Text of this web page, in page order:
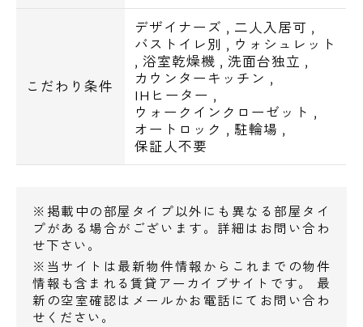
■シューズボックス
■BS・CSアンテナ
■インターネット
【交通アクセス】
京急本線 / 新馬場駅 歩7分
りんかい線 / 天王洲アイル駅 歩10分
京急本線 / 北品川駅 歩11分
こだわり条件
デザイナーズ , 二人入居可 ,
バストイレ別 , ウォシュレット
, 浴室乾燥機 , 洗面台独立 ,
カウンターキッチン ,
IHヒーター ,
ウォークインクローゼット ,
オートロック , 駐輪場 ,
保証人不要
※掲載中の部屋タイプ以外にも異なる部屋タイ
プがある場合がございます。詳細はお問い合わ
せ下さい。
※当サイトは最新物件情報からこれまでの物件
情報も含まれる賃貸アーカイブサイトです。 最
新の空室確認はメールかお電話にてお問い合わ
せください。